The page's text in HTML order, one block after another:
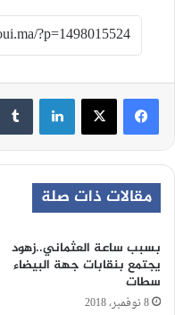
لينكدإن
مقالات ذات صلة
بسبب ساعة العثماني..زهود
يجتمع بنقابات جهة البيضاء
سطات
8 نوفمبر، 2018